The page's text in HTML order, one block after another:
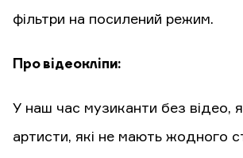
фільтри на посилений режим.
Про відеокліпи:
У наш час музиканти без відео,
артисти, які не мають жодного